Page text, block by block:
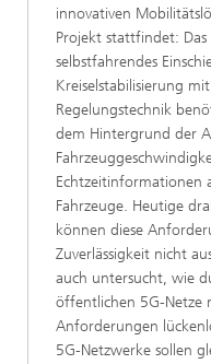
innovativen
Projekt stattfindet:
selbstfahrendes
Kreiselstabilisierung
Regelungstechnik
dem Hintergrund der
Echtzeitinformationen
Fahrzeuge. Heutige
können diese
Zuverlässigkeit nicht
auch untersucht, wie
öffentlichen 5G-Netze
Anforderungen
5G-Netzwerke sollen